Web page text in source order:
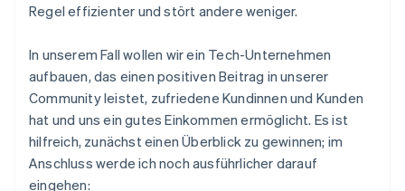
Regel effizienter und stört andere weniger.
In unserem Fall wollen wir ein Tech-Unternehmen
aufbauen, das einen positiven Beitrag in unserer
Community leistet, zufriedene Kundinnen und Kunden
hat und uns ein gutes Einkommen ermöglicht. Es ist
hilfreich, zunächst einen Überblick zu gewinnen; im
Anschluss werde ich noch ausführlicher darauf
eingehen: